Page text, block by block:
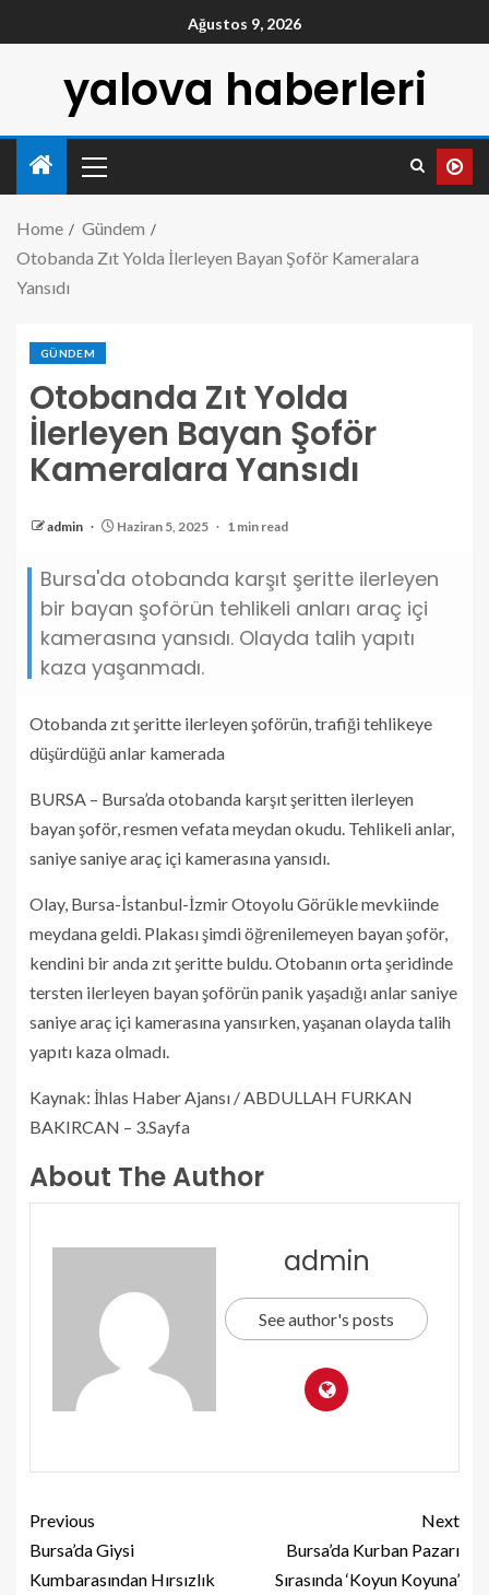
Ağustos 9, 2026
yalova haberleri
Home
Gündem
Otobanda Zıt Yolda İlerleyen Bayan Şoför Kameralara
Yansıdı
GÜNDEM
Otobanda Zıt Yolda
İlerleyen Bayan Şoför
Kameralara Yansıdı
admin Haziran 5, 2025 1 min read
Bursa'da otobanda karşıt şeritte ilerleyen
bir bayan şoförün tehlikeli anları araç içi
kamerasına yansıdı. Olayda talih yapıtı
kaza yaşanmadı.
Otobanda zıt şeritte ilerleyen şoförün, trafiği tehlikeye
düşürdüğü anlar kamerada
BURSA – Bursa’da otobanda karşıt şeritten ilerleyen
bayan şoför, resmen vefata meydan okudu. Tehlikeli anlar,
saniye saniye araç içi kamerasına yansıdı.
Olay, Bursa-İstanbul-İzmir Otoyolu Görükle mevkiinde
meydana geldi. Plakası şimdi öğrenilemeyen bayan şoför,
kendini bir anda zıt şeritte buldu. Otobanın orta şeridinde
tersten ilerleyen bayan şoförün panik yaşadığı anlar saniye
saniye araç içi kamerasına yansırken, yaşanan olayda talih
yapıtı kaza olmadı.
Kaynak: İhlas Haber Ajansı / ABDULLAH FURKAN
BAKIRCAN – 3.Sayfa
About The Author
admin
See author's posts
Previous
Bursa’da Giysi
Kumbarasından Hırsızlık
Next
Bursa’da Kurban Pazarı
Sırasında ‘Koyun Koyuna’